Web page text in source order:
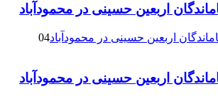
اربعین حسینی در محمودآباد
04
اربعین حسینی در محمودآباد